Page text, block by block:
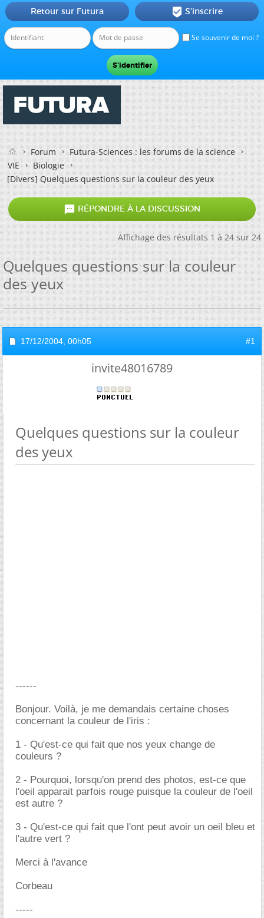
Se souvenir de moi ?
Retour sur Futura  S'inscrire
Forum
Futura-Sciences : les forums de la science
VIE
Biologie
[Divers]Quelques questions sur la couleur des yeux
 RÉPONDRE À LA DISCUSSION
Affichage des résultats 1 à 24 sur 24
Quelques questions sur la couleur
des yeux
17/12/2004, 00h05 #1
invite48016789
Quelques questions sur la couleur
des yeux
------
Bonjour. Voilà, je me demandais certaine choses
concernant la couleur de l'iris :
1 - Qu'est-ce qui fait que nos yeux change de
couleurs ?
2 - Pourquoi, lorsqu'on prend des photos, est-ce que
l'oeil apparait parfois rouge puisque la couleur de l'oeil
est autre ?
3 - Qu'est-ce qui fait que l'ont peut avoir un oeil bleu et
l'autre vert ?
Merci à l'avance
Corbeau
-----